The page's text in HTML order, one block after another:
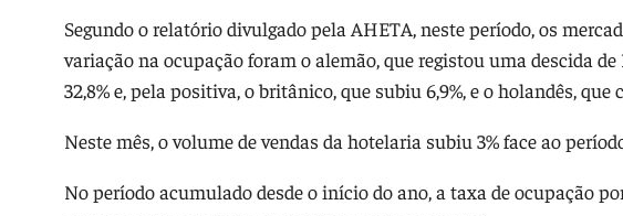
Segundo o relatório divulgado pela AHETA, neste período, os
variação na ocupação foram o alemão, que registou uma descida de
32,8% e, pela positiva, o britânico, que subiu 6,9%, e o holandês, que
Neste mês, o volume de vendas da hotelaria subiu 3% face ao
No período acumulado desde o início do ano, a taxa de ocupação